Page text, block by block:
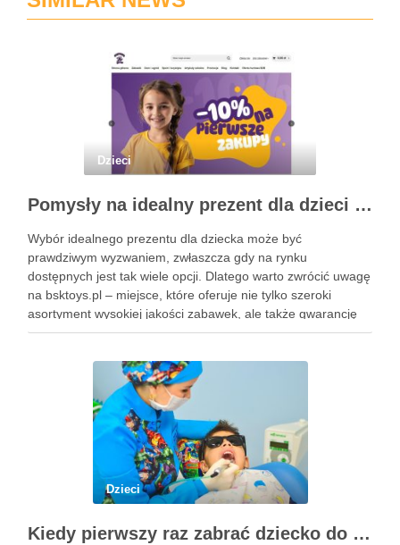
Dzieci
Pomysły na idealny prezent dla dzieci z BSKToys
Wybór idealnego prezentu dla dziecka może być
prawdziwym wyzwaniem, zwłaszcza gdy na rynku
dostępnych jest tak wiele opcji. Dlatego warto zwrócić uwagę
na bsktoys.pl – miejsce, które oferuje nie tylko szeroki
asortyment wysokiej jakości zabawek, ale także gwarancję
bezpieczeństwa i trwałości. Każdy rodzic pragnie, aby jego
Dzieci
Kiedy pierwszy raz zabrać dziecko do dentysty? Wskazówki dla rodziców